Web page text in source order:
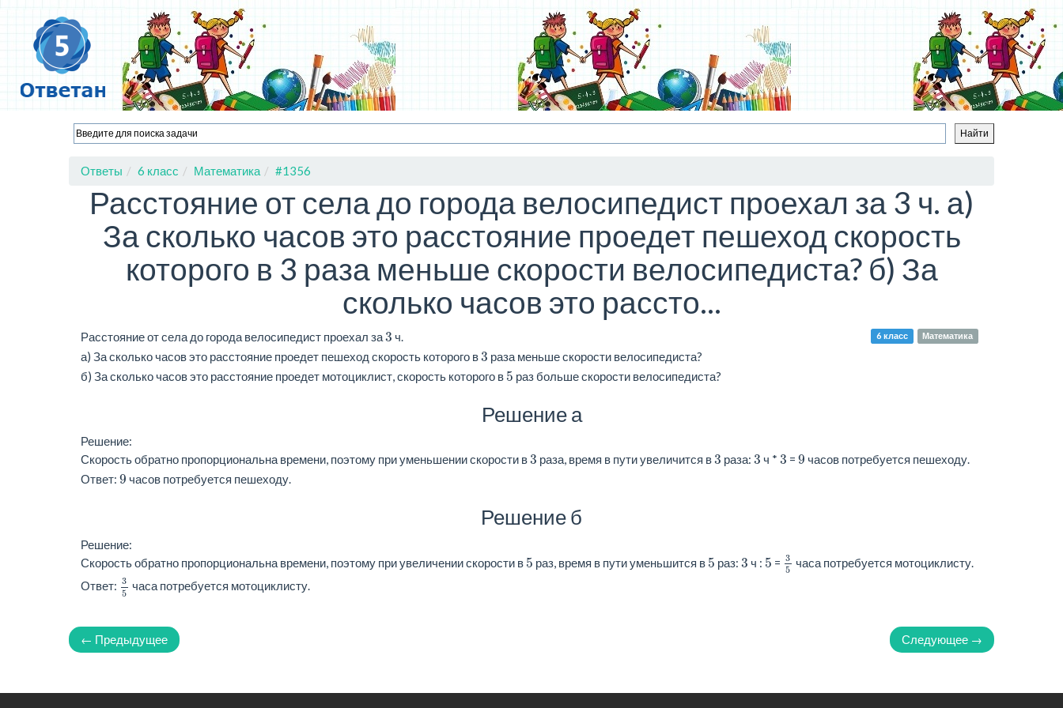
Ответы 6 класс Математика #1356
Расстояние от села до города велосипедист проехал за 3 ч. а)
За сколько часов это расстояние проедет пешеход скорость
которого в 3 раза меньше скорости велосипедиста? б) За
сколько часов это рассто...
6 класс Математика
Расстояние от села до города велосипедист проехал за3 ч.
а) За сколько часов это расстояние проедет пешеход скорость которого в3 раза меньше скорости велосипедиста?
б) За сколько часов это расстояние проедет мотоциклист, скорость которого в 5 раз больше скорости велосипедиста?
Решение а
Решение:
Скорость обратно пропорциональна времени, поэтому при уменьшении скорости в3 раза, время в пути увеличится в3 раза: 3 ч * 3 = 9 часов потребуется пешеходу.
Ответ: 9 часов потребуется пешеходу.
Решение б
Решение:
Скорость обратно пропорциональна времени, поэтому при увеличении скорости в 5 раз, время в пути уменьшится в 5 раз: 3 ч : 5 = 3
5
3
часа потребуется мотоциклисту.
Ответ: 3
5
3
часа потребуется мотоциклисту.
← Предыдущее Следующее →